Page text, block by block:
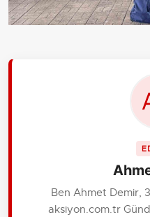
Ben Ahmet Demir,
aksiyon.com.tr